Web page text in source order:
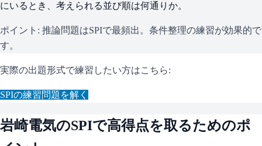
にいるとき、考えられる並び順は何通りか。
ポイント: 推論問題はSPIで最頻出。条件整理の練習が効果的で
す。
実際の出題形式で練習したい方はこちら:
SPIの練習問題を解く
岩崎電気のSPIで高得点を取るためのポ